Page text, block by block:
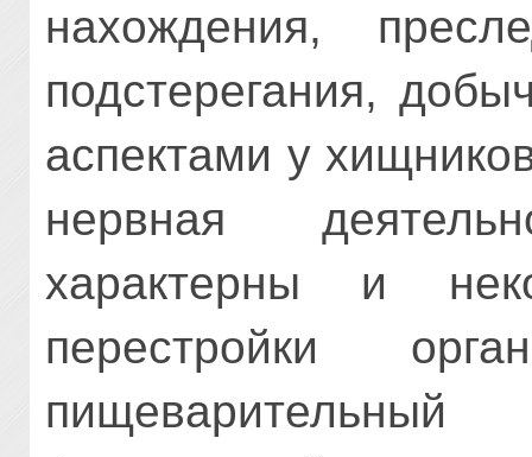
нахождения,
подстерегания,
аспектами у
нервная
характерны и
перестройки